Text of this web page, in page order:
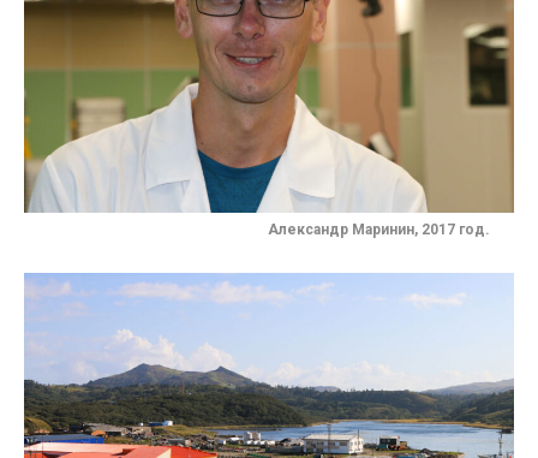
Александр Маринин, 2017 год.